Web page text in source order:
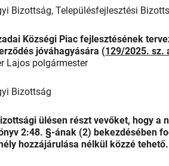
Bizottság, Településfejlesztési
Községi Piac fejlesztésének
jóváhagyására (129/2025. sz.
Lajos polgármester
Bizottság
ülésen részt vevőket, hogy a
2:48. §-ának (2) bekezdésében
hozzájárulása nélkül közzé tehető.